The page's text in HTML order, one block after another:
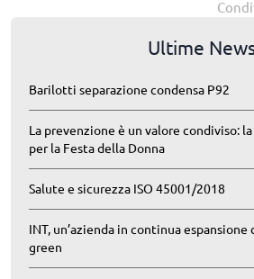
Ultime
Barilotti separazione condensa P92
La prevenzione è un valore condiviso:
per la Festa della Donna
Salute e sicurezza ISO 45001/2018
INT, un’azienda in continua espansione
green